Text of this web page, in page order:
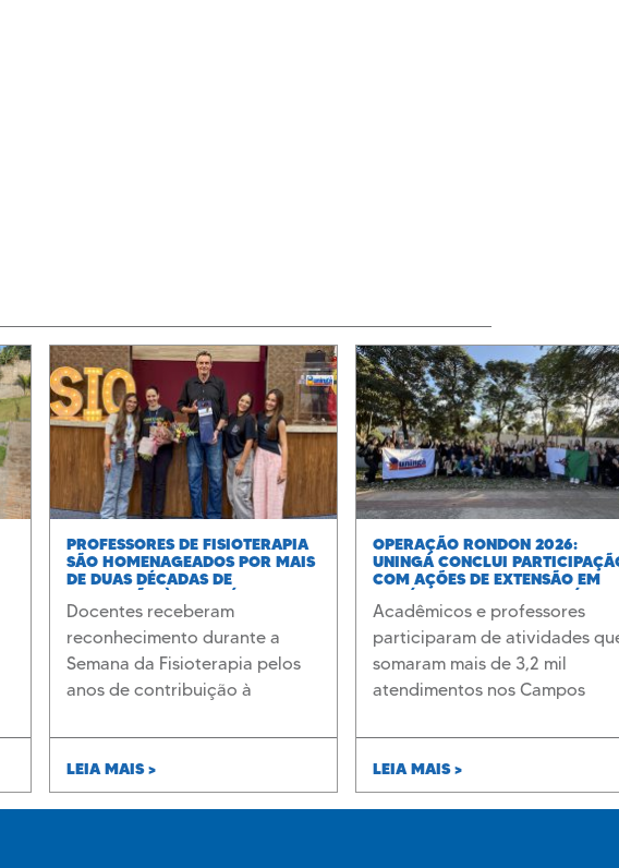
PROFESSORES DE FISIOTERAPIA
SÃO HOMENAGEADOS POR MAIS
DE DUAS DÉCADAS DE
DEDICAÇÃO À UNINGÁ
Docentes receberam
reconhecimento durante a
Semana da Fisioterapia pelos
anos de contribuição à
crescimento da instituição
LEIA MAIS >
OPERAÇÃO RONDON 2026:
UNINGÁ CONCLUI
COM AÇÕES DE EXTENSÃO EM
PIRAÍ DO SUL E JAGUARIAÍVA
Acadêmicos e professores
participaram de atividades
somaram mais de 3,2 mil
atendimentos nos Campos
LEIA MAIS >